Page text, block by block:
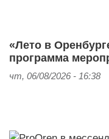
«Лето в
программа
чт, 06/08/2026 - 16:38